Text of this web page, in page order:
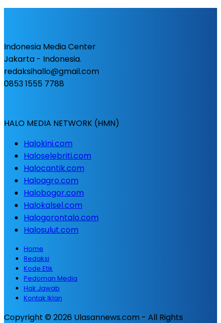
Indonesia Media Center
Jakarta - Indonesia.
redaksihallo@gmail.com
0853 1555 7788
HALO MEDIA NETWORK (HMN)
Halokini.com
Haloselebriti.com
Halocantik.com
Haloagro.com
Halobogor.com
Halokalsel.com
Halogorontalo.com
Halosulut.com
Home
Redaksi
Kode Etik
Pedoman Media
Hak Jawab
Kontak Iklan
Copyright © 2026 Ulasannews.com - All Rights